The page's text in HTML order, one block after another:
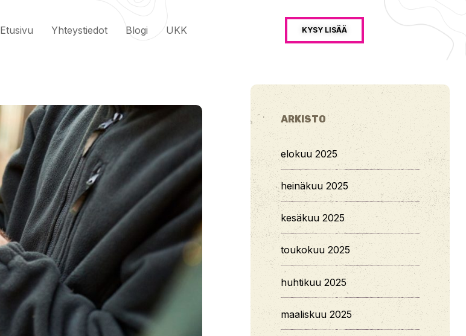
Etusivu Yhteystiedot Blogi UKK KYSY LISÄÄ
ARKISTO
elokuu 2025
heinäkuu 2025
kesäkuu 2025
toukokuu 2025
huhtikuu 2025
maaliskuu 2025